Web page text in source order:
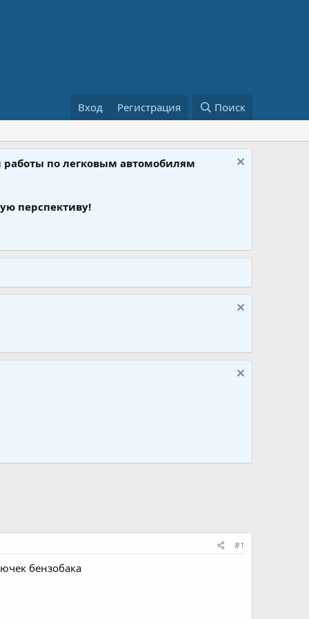
Вход Регистрация Поиск
работы по легковым автомобилям
перспективу!
#1
бензобака